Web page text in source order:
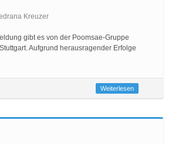
Kreuzer
gibt es von der Poomsae-Gruppe
Aufgrund herausragender Erfolge
Weiterlesen